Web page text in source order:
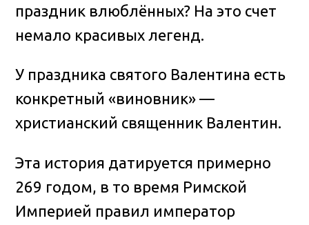
праздник влюблённых? На это счет
немало красивых легенд.
У праздника святого Валентина есть
конкретный «виновник» —
христианский священник Валентин.
Эта история датируется примерно
269 годом, в то время Римской
Империей правил император